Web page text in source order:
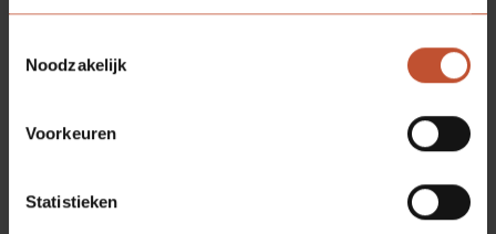
Noodzakelijk
Voorkeuren
Statistieken